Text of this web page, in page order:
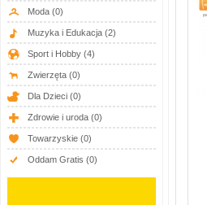
Moda (0)
Muzyka i Edukacja (2)
Sport i Hobby (4)
Zwierzęta (0)
Dla Dzieci (0)
Zdrowie i uroda (0)
Towarzyskie (0)
Oddam Gratis (0)